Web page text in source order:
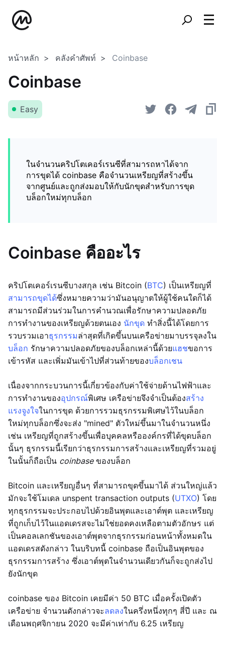
หน้าหลัก คลังคำศัพท์ Coinbase
Coinbase
Easy
ในจำนวนคริปโตเคอร์เรนซีที่สามารถหาได้จาก
การขุดได้ coinbase คือจำนวนเหรียญที่สร้างขึ้น
จากศูนย์และถูกส่งมอบให้กับนักขุดสำหรับการขุด
บล็อกใหม่ทุกบล็อก
Coinbase คืออะไร
คริปโตเคอร์เรนซีบางสกุล เช่น Bitcoin (BTC) เป็นเหรียญที่
สามารถขุดได้ซึ่งหมายความว่ามันอนุญาตให้ผู้ใช้คนใดก็ได้
สามารถมีส่วนร่วมในการคำนวณเพื่อรักษาความปลอดภัย
การทำงานของเหรียญด้วยตนเอง นักขุด ทำสิ่งนี้ได้โดยการ
รวบรวมเอาธุรกรรมล่าสุดที่เกิดขึ้นบนเครือข่ายมาบรรจุลงใน
บล็อก รักษาความปลอดภัยของบล็อกเหล่านี้ด้วยแฮชขอการ
เข้ารหัส และเพิ่มมันเข้าไปที่ส่วนท้ายของบล็อกเชน
เนื่องจากกระบวนการนี้เกี่ยวข้องกับค่าใช้จ่ายด้านไฟฟ้าและ
การทำงานของอุปกรณ์พิเศษ เครือข่ายจึงจำเป็นต้องสร้าง
แรงจูงใจในการขุด ด้วยการรวมธุรกรรมพิเศษไว้ในบล็อก
ใหม่ทุกบล็อกซึ่งจะส่ง "mined" ตัวใหม่ขึ้นมาในจำนวนหนึ่ง
เช่น เหรียญที่ถูกสร้างขึ้นเพื่อบุคคลหรือองค์กรที่ได้ขุดบล็อก
นั้นๆ ธุรกรรมนี้เรียกว่าธุรกรรมการสร้างและเหรียญที่รวมอยู่
ในนั้นก็ถือเป็น coinbaseของบล็อก
Bitcoin และเหรียญอื่นๆ ที่สามารถขุดขึ้นมาได้ ส่วนใหญ่แล้ว
มักจะใช้โมเดล unspent transaction outputs (UTXO) โดย
ทุกธุรกรรมจะประกอบไปด้วยอินพุตและเอาต์พุต และเหรียญ
ที่ถูกเก็บไว้ในแอดเดรสจะไม่ใช่ยอดคงเหลือตามตัวอักษร แต่
เป็นคอลเลกชันของเอาต์พุตจากธุรกรรมก่อนหน้าทั้งหมดใน
แอดเดรสดังกล่าว ในบริบทนี้ coinbase ถือเป็นอินพุตของ
ธุรกรรมการสร้าง ซึ่งเอาต์พุตในจำนวนเดียวกันก็จะถูกส่งไป
ยังนักขุด
coinbase ของ Bitcoin เคยมีค่า 50 BTC เมื่อครั้งเปิดตัว
เครือข่าย จำนวนดังกล่าวจะลดลงในครึ่งหนึ่งทุกๆ สี่ปี และ ณ
เดือนพฤศจิกายน 2020 จะมีค่าเท่ากับ 6.25 เหรียญ